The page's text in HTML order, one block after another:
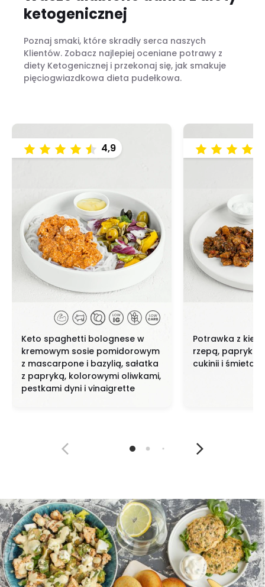
ketogenicznej
Poznaj smaki, które skradły serca naszych
Klientów. Zobacz najlepiej oceniane potrawy z
diety Ketogenicznej i przekonaj się, jak smakuje
pięciogwiazdkowa dieta pudełkowa.
4,9
Keto spaghetti bolognese w
kremowym sosie pomidorowym
z mascarpone i bazylią, sałatka
z papryką, kolorowymi oliwkami,
pestkami dyni i vinaigrette
Potrawka z
rzepą, papryką,
cukinii i